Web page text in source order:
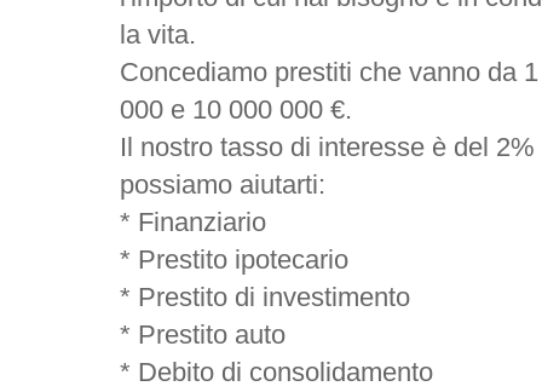
la vita.
Concediamo prestiti che vanno da
000 e 10 000 000 €.
Il nostro tasso di interesse è del
possiamo aiutarti:
* Finanziario
* Prestito ipotecario
* Prestito di investimento
* Prestito auto
* Debito di consolidamento